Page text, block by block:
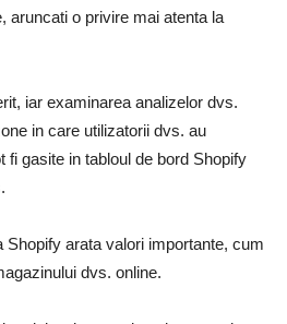
aruncati o privire mai atenta la
iar examinarea analizelor dvs.
in care utilizatorii dvs. au
fi gasite in tabloul de bord Shopify
Shopify arata valori importante, cum
dvs. online.